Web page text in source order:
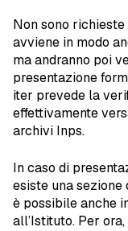
Non sono
avviene in modo
ma andranno poi
presentazione
iter prevede la
effettivamente
archivi Inps.
In caso di
esiste una
è possibile anche
all’Istituto. Per